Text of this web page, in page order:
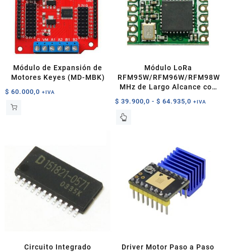
Módulo de Expansión de
Motores Keyes (MD-MBK)
$ 60.000,0 +IVA
Módulo LoRa
RFM95W/RFM96W/RFM98W
MHz de Largo Alcance con
Interfaz SPI
$ 39.900,0 - $ 64.935,0 Rango
hasta
$ 64.935,0
+IVA
Este
opciones
pueden
Circuito Integrado
Driver Motor Paso a Paso